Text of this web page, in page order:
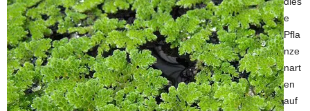
e
Pfla
nze
nart
en
auf